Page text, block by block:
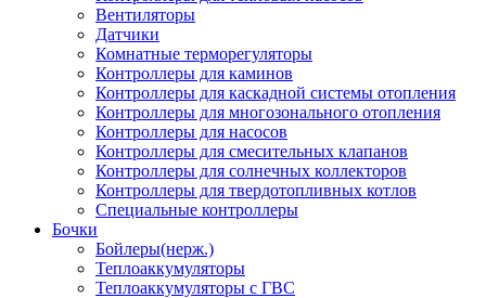
Вентиляторы
Датчики
Комнатные терморегуляторы
Контроллеры для каминов
Контроллеры для каскадной системы отопления
Контроллеры для многозонального отопления
Контроллеры для насосов
Контроллеры для смесительных клапанов
Контроллеры для солнечных коллекторов
Контроллеры для твердотопливных котлов
Специальные контроллеры
Бочки
Бойлеры(нерж.)
Теплоаккумуляторы
Теплоаккумуляторы с ГВС